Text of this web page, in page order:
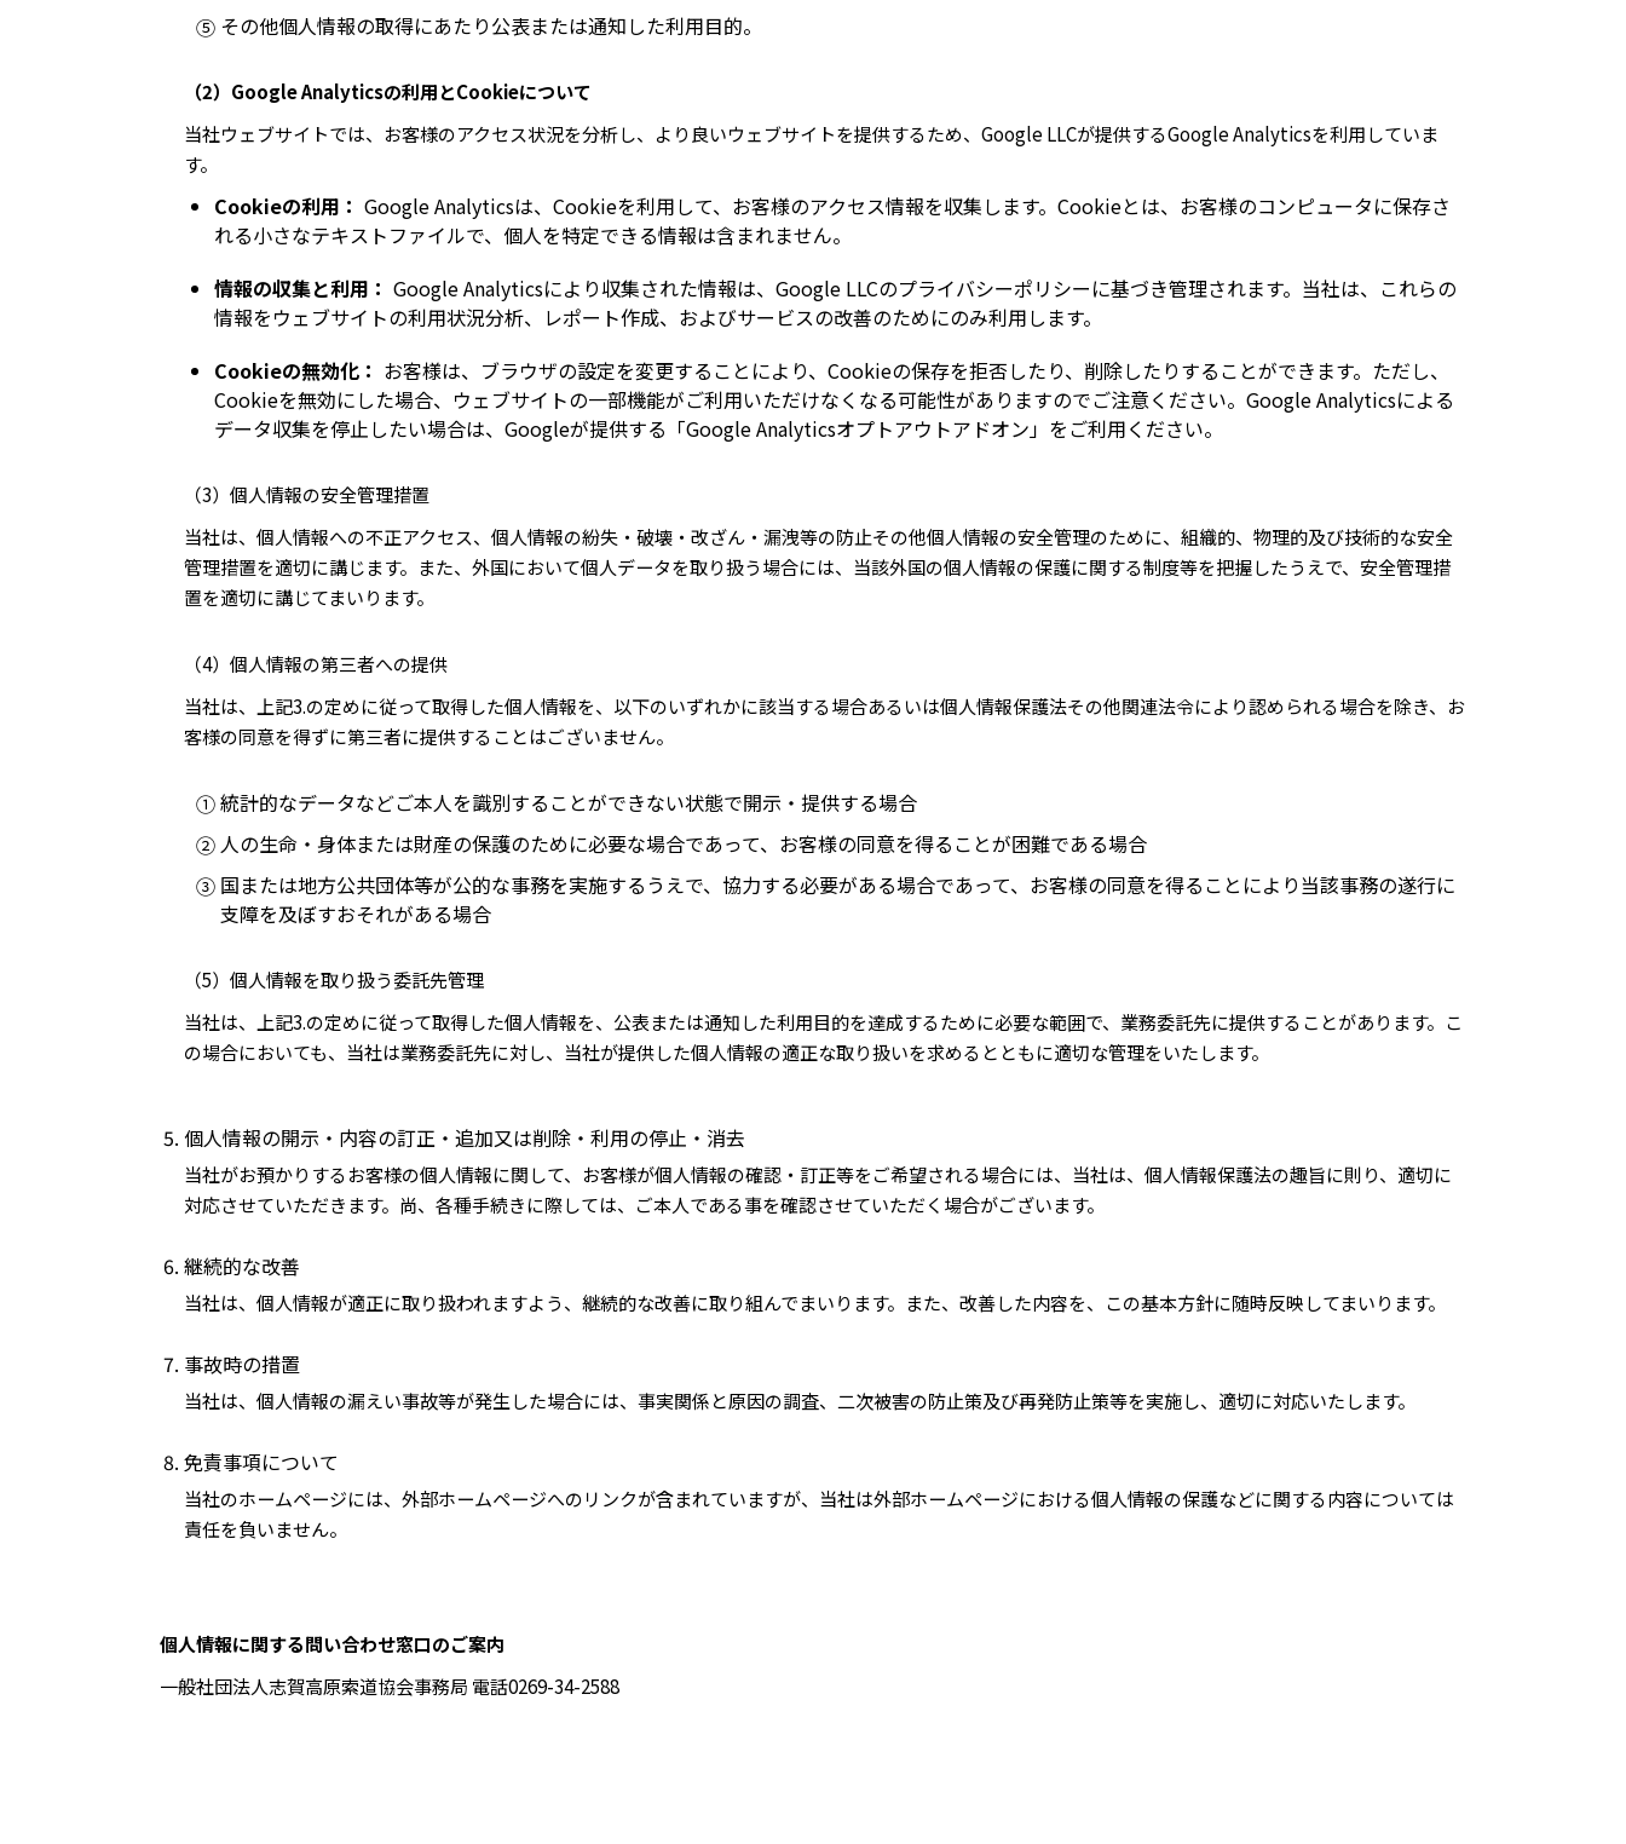
⑤ その他個人情報の取得にあたり公表または通知した利用目的。
（2）Google Analyticsの利用とCookieについて
当社ウェブサイトでは、お客様のアクセス状況を分析し、より良いウェブサイトを提供するため、Google LLCが提供するGoogle Analyticsを利用していま
す。
Cookieの利用： Google Analyticsは、Cookieを利用して、お客様のアクセス情報を収集します。Cookieとは、お客様のコンピュータに保存さ
れる小さなテキストファイルで、個人を特定できる情報は含まれません。
情報の収集と利用： Google Analyticsにより収集された情報は、Google LLCのプライバシーポリシーに基づき管理されます。当社は、これらの
情報をウェブサイトの利用状況分析、レポート作成、およびサービスの改善のためにのみ利用します。
Cookieの無効化： お客様は、ブラウザの設定を変更することにより、Cookieの保存を拒否したり、削除したりすることができます。ただし、
Cookieを無効にした場合、ウェブサイトの一部機能がご利用いただけなくなる可能性がありますのでご注意ください。Google Analyticsによる
データ収集を停止したい場合は、Googleが提供する「Google Analyticsオプトアウトアドオン」をご利用ください。
（3）個人情報の安全管理措置
当社は、個人情報への不正アクセス、個人情報の紛失・破壊・改ざん・漏洩等の防止その他個人情報の安全管理のために、組織的、物理的及び技術的な安全
管理措置を適切に講じます。また、外国において個人データを取り扱う場合には、当該外国の個人情報の保護に関する制度等を把握したうえで、安全管理措
置を適切に講じてまいります。
（4）個人情報の第三者への提供
当社は、上記3.の定めに従って取得した個人情報を、以下のいずれかに該当する場合あるいは個人情報保護法その他関連法令により認められる場合を除き、お
客様の同意を得ずに第三者に提供することはございません。
①統計的なデータなどご本人を識別することができない状態で開示・提供する場合
② 人の生命・身体または財産の保護のために必要な場合であって、お客様の同意を得ることが困難である場合
③ 国または地方公共団体等が公的な事務を実施するうえで、協力する必要がある場合であって、お客様の同意を得ることにより当該事務の遂行に
支障を及ぼすおそれがある場合
（5）個人情報を取り扱う委託先管理
当社は、上記3.の定めに従って取得した個人情報を、公表または通知した利用目的を達成するために必要な範囲で、業務委託先に提供することがあります。こ
の場合においても、当社は業務委託先に対し、当社が提供した個人情報の適正な取り扱いを求めるとともに適切な管理をいたします。
個人情報の開示・内容の訂正・追加又は削除・利用の停止・消去
当社がお預かりするお客様の個人情報に関して、お客様が個人情報の確認・訂正等をご希望される場合には、当社は、個人情報保護法の趣旨に則り、適切に
対応させていただきます。尚、各種手続きに際しては、ご本人である事を確認させていただく場合がございます。
継続的な改善
当社は、個人情報が適正に取り扱われますよう、継続的な改善に取り組んでまいります。また、改善した内容を、この基本方針に随時反映してまいります。
事故時の措置
当社は、個人情報の漏えい事故等が発生した場合には、事実関係と原因の調査、二次被害の防止策及び再発防止策等を実施し、適切に対応いたします。
免責事項について
当社のホームページには、外部ホームページへのリンクが含まれていますが、当社は外部ホームページにおける個人情報の保護などに関する内容については
責任を負いません。
個人情報に関する問い合わせ窓口のご案内
一般社団法人志賀高原索道協会事務局 電話0269-34-2588